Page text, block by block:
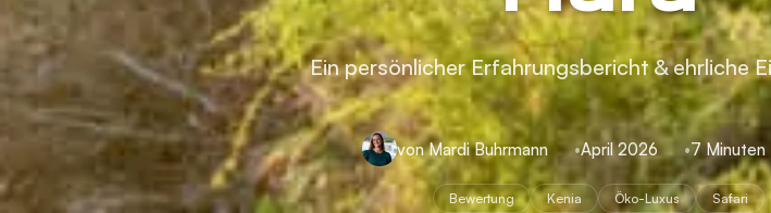
Ein persönlicher Erfahrungsbericht & ehrliche
von Mardi Buhrmann April 2026 7 Minuten
Bewertung Kenia Öko-Luxus Safari